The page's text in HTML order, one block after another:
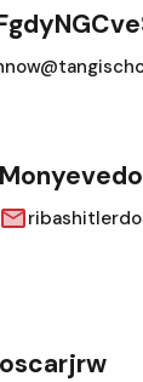
Monyevedo
oscarjrw